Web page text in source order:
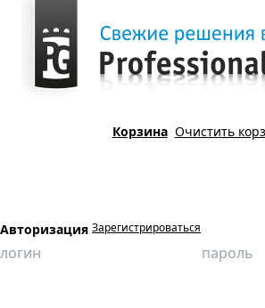
Корзина Очистить
Авторизация Зарегистрироваться